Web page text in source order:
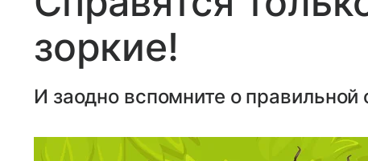
зоркие!
И заодно вспомните о